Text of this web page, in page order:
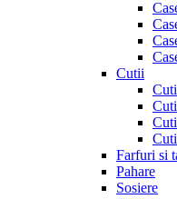
Cutii
Farfuri si
Pahare
Sosiere